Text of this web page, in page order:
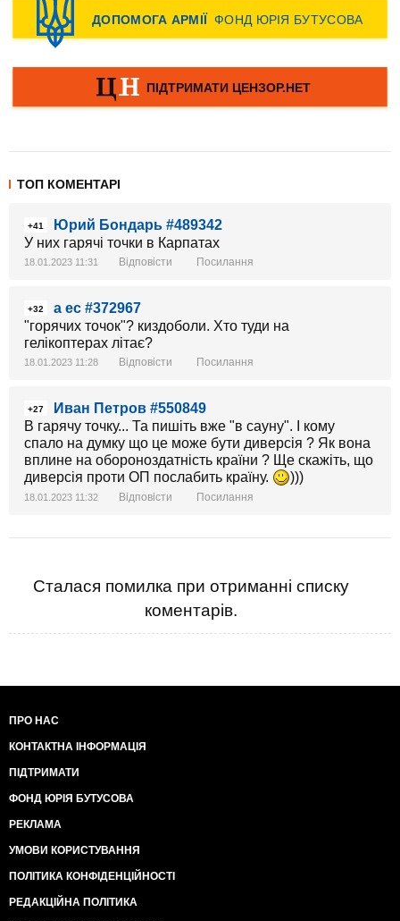
ТОП КОМЕНТАРІ
+41
Юрий Бондарь #489342
У них гарячі точки в Карпатах
18.01.2023 11:31 Відповісти Посилання
+32
а ес #372967
"горячих точок"? киздоболи. Хто туди на
гелікоптерах літає?
18.01.2023 11:28 Відповісти Посилання
+27
Иван Петров #550849
В гарячу точку... Та пишіть вже "в сауну". І кому
спало на думку що це може бути диверсія ? Як вона
вплине на обороноздатність країни ? Ще скажіть, що
диверсія проти ОП послабить країну.
)))
18.01.2023 11:32 Відповісти Посилання
Сталася помилка при отриманні списку
коментарів.
ПРО НАС
КОНТАКТНА ІНФОРМАЦІЯ
ПІДТРИМАТИ
ФОНД ЮРІЯ БУТУСОВА
РЕКЛАМА
УМОВИ КОРИСТУВАННЯ
ПОЛІТИКА КОНФІДЕНЦІЙНОСТІ
РЕДАКЦІЙНА ПОЛІТИКА